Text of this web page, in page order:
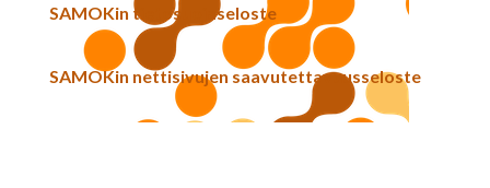
SAMOKin tietosuojaseloste
SAMOKin nettisivujen saavutettavuusseloste